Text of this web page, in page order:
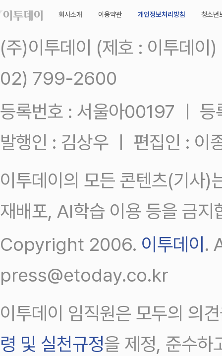
회사소개 이용약관 개인정보처리방침 청소년
(주)이투데이 (제호 : 이투데
02) 799-2600
등록번호 : 서울아00197 ㅣ
발행인 : 김상우 ㅣ 편집인 : 이
이투데이의 모든 콘텐츠(기사)
재배포, AI학습 이용 등을 금지
Copyright 2006. 이투데이.
press@etoday.co.kr
이투데이 임직원은 모두의 의
령 및 실천규정을 제정, 준수하